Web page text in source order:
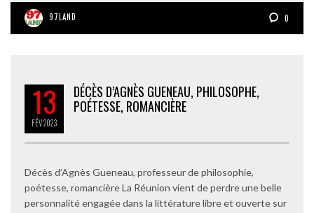
97LAND 0
13
FÉV2023
DÉCÈS D’AGNÈS GUENEAU, PHILOSOPHE,
POÉTESSE, ROMANCIÈRE
Décès d’Agnès Gueneau, professeur de philosophie,
poétesse, romancière La Réunion vient de perdre une belle
personnalité engagée dans la littérature libre et ouverte sur